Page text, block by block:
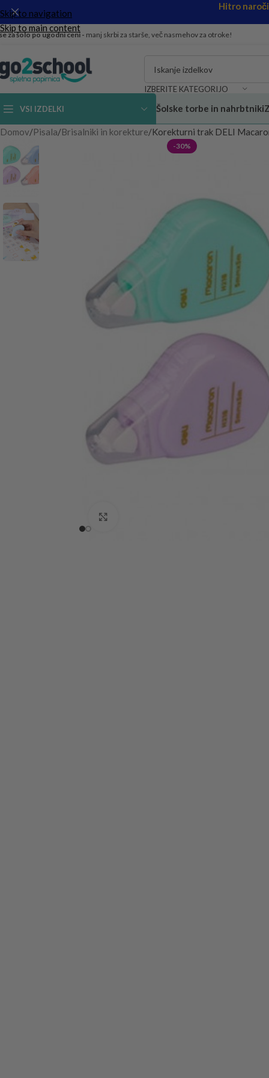
Skip to navigation
Skip to main content
Hitro
za šolo po ugodni ceni - manj skrbi za starše, več nasmehov za otroke!
IZBERITE KATEGORIJO
VSI IZDELKI Šolske torbe in nahrbtniki
Domov Pisala Brisalniki in korekture Korekturni trak DELI
-30%